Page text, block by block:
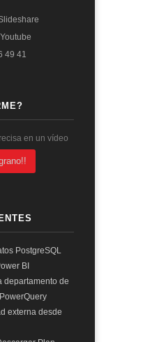
en un vídeo
PostgreSQL
BI
departamento de
externa desde